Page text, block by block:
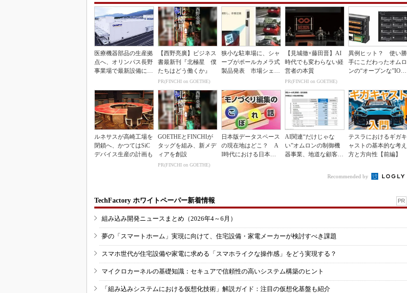
医療機器部品の生産拠
点へ、オリンパス長野
事業場で最新設備に機
【西野亮廣】ビジネス
書最新刊『北極星 僕
たちはどう働くか』
PR(FINCHI on GOETHE)
狭小な駐車場に、シャ
ープがポールカメラ式
製品発表 市場シェア
【見城徹×藤田晋】AI
時代でも変わらない経
営者の本質
PR(FINCHI on GOETHE)
異例ヒット？ 使い勝
手にこだわったオムロ
ンの“オープンな”IO-L
ルネサスが高崎工場を
閉鎖へ、かつてはSiC
デバイス生産の計画も
GOETHEとFINCHIが
タッグを組み、新メデ
ィアを創設
PR(FINCHI on GOETHE)
日本版データスペース
の現在地はどこ？ A
I時代における日本の
AI関連“だけじゃな
い”オムロンの制御機
器事業、地道な顧客基
テスラにおけるギガキ
ャストの基本的な考え
方と方向性【前編】
Recommended by
TechFactory ホワイトペーパー新着情報 PR
組み込み開発ニュースまとめ（2026年4～6月）
夢の「スマートホーム」実現に向けて、住宅設備・家電メーカーが検討すべき課題
スマホ世代が住宅設備や家電に求める「スマホライクな操作感」をどう実現する？
マイクロカーネルの基礎知識：セキュアで信頼性の高いシステム構築のヒント
「組み込みシステムにおける仮想化技術」解説ガイド：注目の仮想化基盤も紹介